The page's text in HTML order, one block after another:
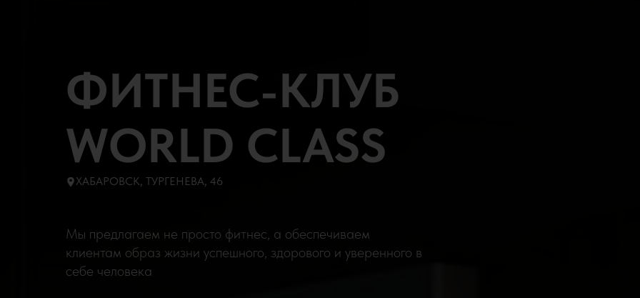
Мы предлагаем не просто фитнес, а обеспечиваем
клиентам образ жизни успешного, здорового и уверенного в
себе человека
ФИТНЕС-КЛУБ
WORLD CLASS
ХАБАРОВСК, ТУРГЕНЕВА, 46